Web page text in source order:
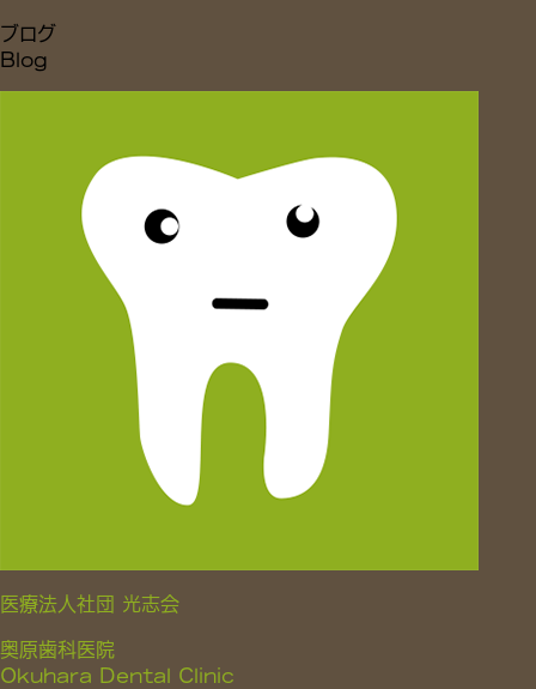
ブログ
Blog
医療法人社団 光志会
奥原歯科医院
Okuhara Dental Clinic